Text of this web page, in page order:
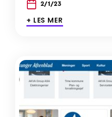
2/1/23
+ LES MER